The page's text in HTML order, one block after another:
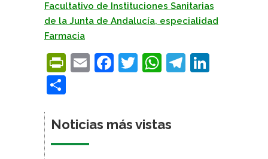
Facultativo de Instituciones Sanitarias
de la Junta de Andalucía, especialidad
Farmacia
PrintFriendly
EmailFacebook
Twitter
WhatsApp
Noticias más vistas